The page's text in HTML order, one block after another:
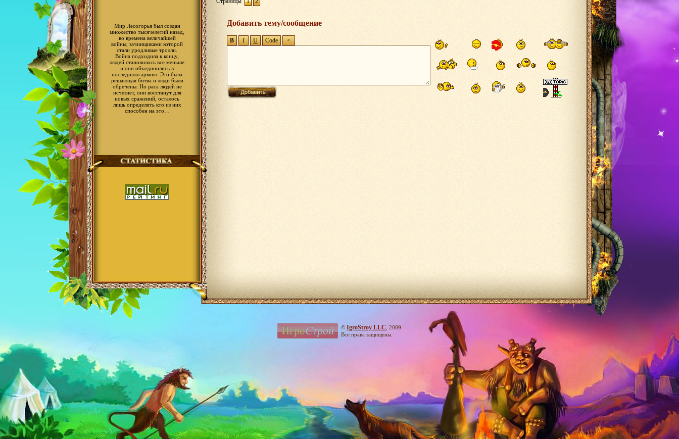
Мир Лесогорья был создан
множество тысячелетий назад,
во времена величайшей
войны, зачинщиками которой
стали уродливые тролли.
Война подходила к концу,
людей становилось все меньше
и они объединились в
последнюю армию. Это была
решающая битва и люди были
обречены. Но раса людей не
исчезнет, они восстанут для
новых сражений, осталось
лишь определить кто из них
способен на это…
Добавить тему/сообщение
© IgroStroy LLC , 2009.
Все права защищены.